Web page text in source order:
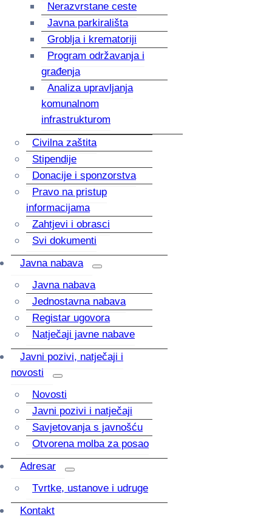
Nerazvrstane ceste
Javna parkirališta
Groblja i krematoriji
Program održavanja i
građenja
Analiza upravljanja
komunalnom
infrastrukturom
Civilna zaštita
Stipendije
Donacije i sponzorstva
Pravo na pristup
informacijama
Zahtjevi i obrasci
Svi dokumenti
Javna nabava
Javna nabava
Jednostavna nabava
Registar ugovora
Natječaji javne nabave
Javni pozivi, natječaji i
novosti
Novosti
Javni pozivi i natječaji
Savjetovanja s javnošću
Otvorena molba za posao
Adresar
Tvrtke, ustanove i udruge
Kontakt